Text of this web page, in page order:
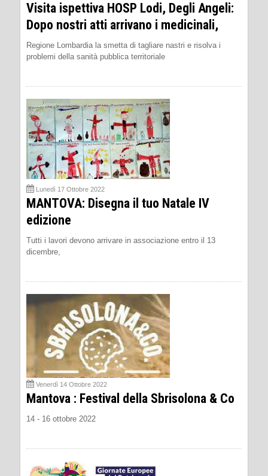
Visita ispettiva HOSP Lodi, Degli Angeli:
Dopo nostri atti arrivano i medicinali,
Regione Lombardia la smetta di tagliare nastri e risolva i
problemi della sanità pubblica territoriale
Lunedì 17 Ottobre 2022
MANTOVA: Disegna il tuo Natale IV
edizione
Tutti i lavori devono arrivare in associazione entro il 13
dicembre,
Venerdì 14 Ottobre 2022
Mantova : Festival della Sbrisolona & Co
14 - 16 ottobre 2022